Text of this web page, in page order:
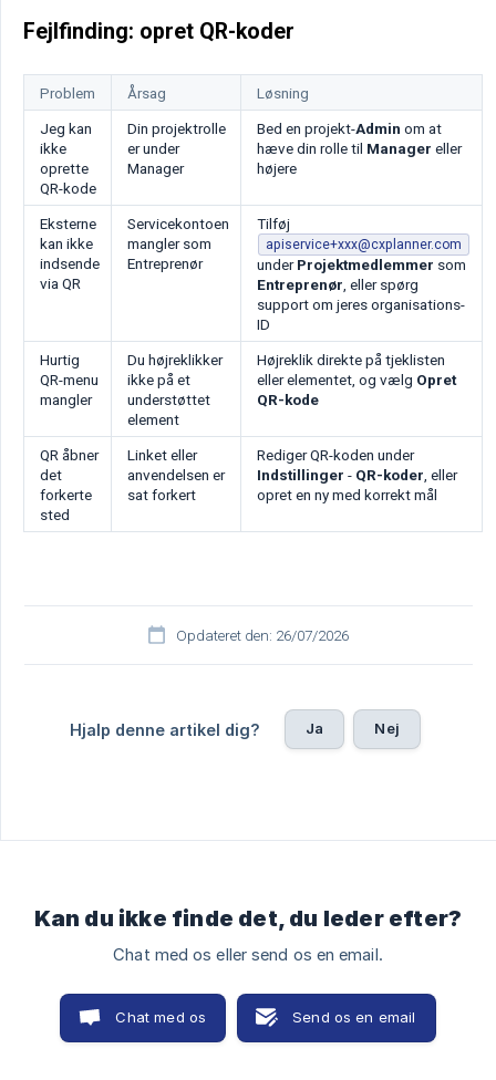
Fejlfinding: opret QR-koder
Problem Årsag
Løsning
Jeg kan
ikke
oprette
QR-kode
Din projektrolle
er under
Manager
Bed en projekt-Admin om at
hæve din rolle til Manager eller
højere
Eksterne
kan ikke
indsende
via QR
Servicekontoen
mangler som
Entreprenør
Tilføj
apiservice+xxx@cxplanner.com
underProjektmedlemmer som
Entreprenør, eller spørg
support om jeres organisations-
ID
Hurtig
QR-menu
mangler
Du højreklikker
ikke på et
understøttet
element
Højreklik direkte på tjeklisten
eller elementet, og vælg Opret
QR-kode
QR åbner
det
forkerte
sted
Linket eller
anvendelsen er
sat forkert
Rediger QR-koden under
Indstillinger - QR-koder, eller
opret en ny med korrekt mål
Opdateret den: 26/07/2026
Hjalp denne artikel dig? Ja Nej
Kan du ikke finde det, du leder efter?
Chat med os eller send os en email.
Chat med os Send os en email